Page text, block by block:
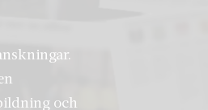
och